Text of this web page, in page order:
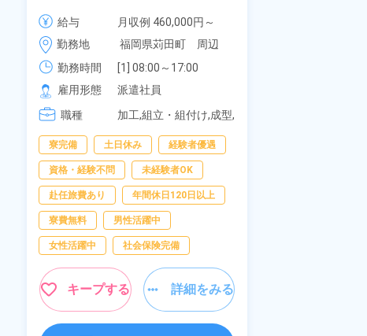
代～40代の男女活躍中★ワンルー
ム寮無料！マイカー通勤OK！無料
駐車場あり！赴任旅費会社負担！
社員食堂あり！日払いあり！土日
休み！特別賞与90万円支給！《福
岡県京都郡苅田町》
給与
月収例 460,000円～
480,000円
時給 1,900円～1,900円
勤務地
福岡県苅田町　周辺
勤務時間
[1] 08:00～17:00
[2] 20:00～05:00
[3] 06:30～15:00
[4] 14:30～23:00
雇用形態
派遣社員
職種
加工,組立・組付け,成型,
オペレーター,部品供
給・充填・運搬,検査,物
流・配送
寮完備 土日休み 経験者優遇
資格・経験不問 未経験者OK
赴任旅費あり 年間休日120日以上
寮費無料 男性活躍中
女性活躍中 社会保険完備
キープする 詳細をみる